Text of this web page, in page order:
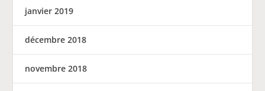
janvier 2019
décembre 2018
novembre 2018